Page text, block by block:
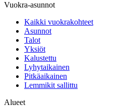
Vuokra-asunnot
Kaikki vuokrakohteet
Asunnot
Talot
Yksiöt
Kalustettu
Lyhytaikainen
Pitkäaikainen
Lemmikit sallittu
Alueet